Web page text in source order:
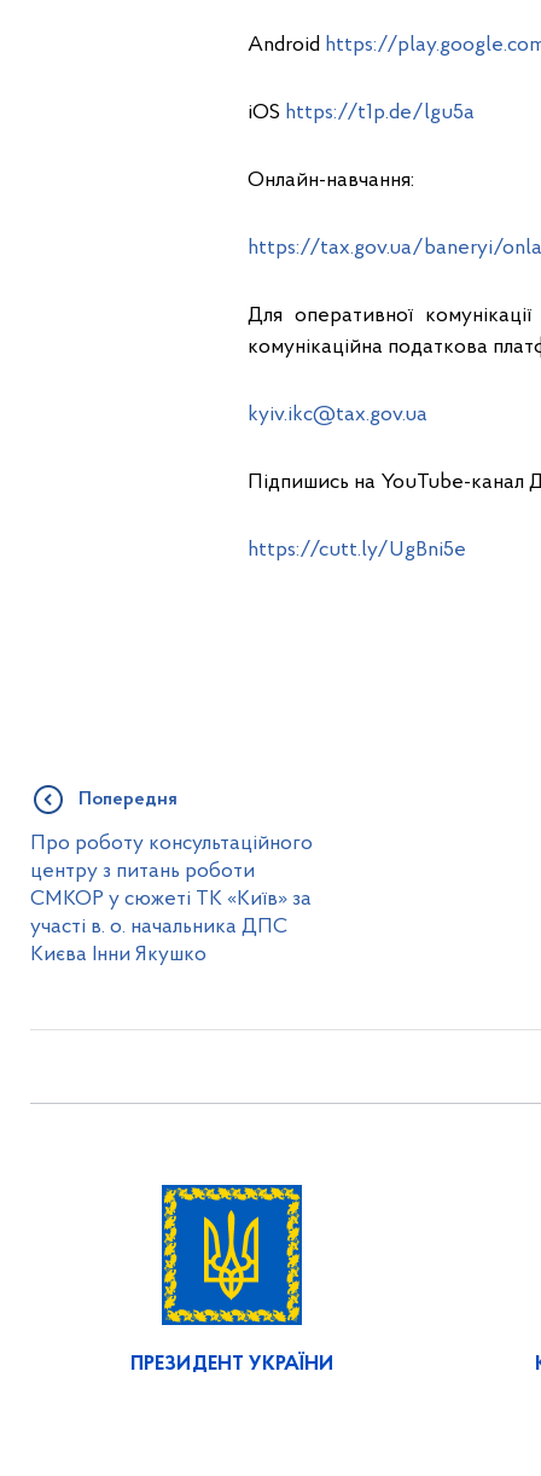
Android https://
iOS https://t1p.de/lgu5a
Онлайн-навчання:
https://tax.gov.ua/baneryi/
Для оперативної
комунікаційна податкова
kyiv.ikc@tax.gov.ua
Підпишись на YouTube-канал
https://cutt.ly/UgBni5e
Попередня
Про роботу консультаційного
центру з питань роботи
СМКОР у сюжеті ТК «Київ» за
участі в. о. начальника ДПС
Києва Інни Якушко
ПРЕЗИДЕНТ УКРАЇНИ